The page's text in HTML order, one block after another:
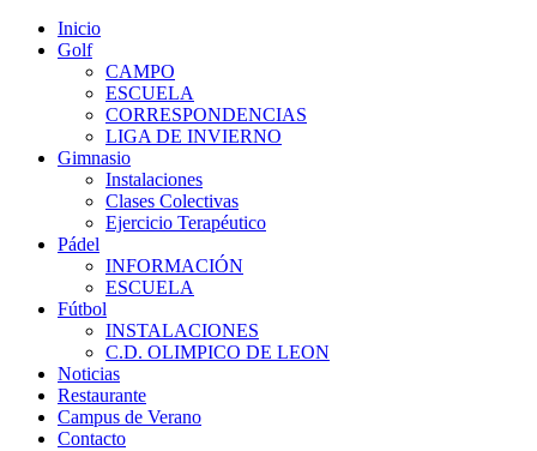
Inicio
Golf
CAMPO
ESCUELA
CORRESPONDENCIAS
LIGA DE INVIERNO
Gimnasio
Instalaciones
Clases Colectivas
Ejercicio Terapéutico
Pádel
INFORMACIÓN
ESCUELA
Fútbol
INSTALACIONES
C.D. OLIMPICO DE LEON
Noticias
Restaurante
Campus de Verano
Contacto